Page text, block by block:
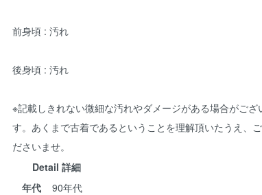
前身頃 : 汚れ
後身頃 : 汚れ
※記載しきれない微細な汚れやダメージがある場合がござ
す。あくまで古着であるということを理解頂いたうえ、ご
ださいませ。
Detail 詳細
年代
90年代